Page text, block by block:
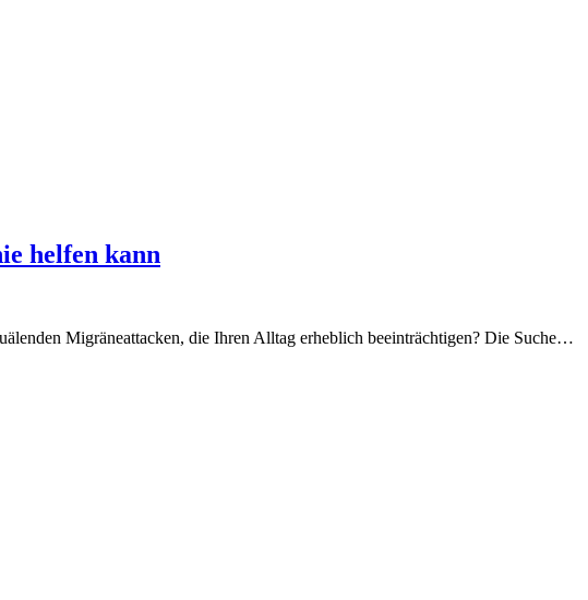
helfen kann
Migräneattacken, die Ihren Alltag erheblich beeinträchtigen? Die Suche…